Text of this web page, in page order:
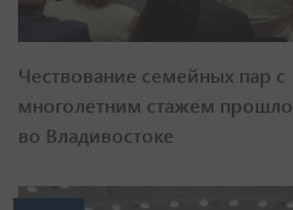
Чествование семейных пар с
многолетним стажем прошло
во Владивостоке